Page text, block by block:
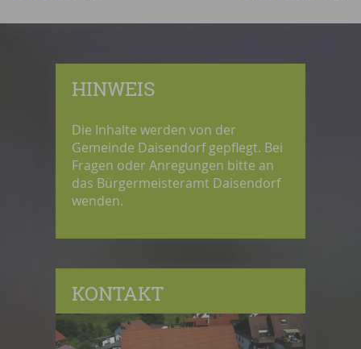
HINWEIS
Die Inhalte werden von der
Gemeinde Daisendorf gepflegt. Bei
Fragen oder Anregungen bitte an
das Bürgermeisteramt Daisendorf
wenden.
KONTAKT